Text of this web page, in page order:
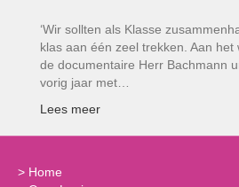
‘Wir sollten als Klasse
klas aan één zeel trekken. Aan
de documentaire Herr Bachmann
vorig jaar met…
Lees meer
> Home